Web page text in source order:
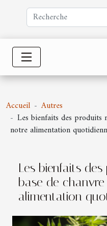
Accueil
Autres
Les bienfaits des produits
notre alimentation
Les bienfaits
base de
alimentation